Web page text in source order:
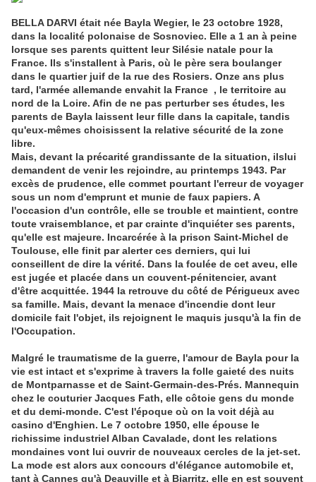
BELLA DARVI était née Bayla Wegier, le 23 octobre 1928,
dans la localité polonaise de Sosnoviec. Elle a 1 an à peine
lorsque ses parents quittent leur Silésie natale pour la
France. Ils s'installent à Paris, où le père sera boulanger
dans le quartier juif de la rue des Rosiers. Onze ans plus
tard, l'armée allemande envahit la France , le territoire au
nord de la Loire. Afin de ne pas perturber ses études, les
parents de Bayla laissent leur fille dans la capitale, tandis
qu'eux-mêmes choisissent la relative sécurité de la zone
libre.
Mais, devant la précarité grandissante de la situation, ilslui
demandent de venir les rejoindre, au printemps 1943. Par
excès de prudence, elle commet pourtant l'erreur de voyager
sous un nom d'emprunt et munie de faux papiers. A
l'occasion d'un contrôle, elle se trouble et maintient, contre
toute vraisemblance, et par crainte d'inquiéter ses parents,
qu'elle est majeure. Incarcérée à la prison Saint-Michel de
Toulouse, elle finit par alerter ces derniers, qui lui
conseillent de dire la vérité. Dans la foulée de cet aveu, elle
est jugée et placée dans un couvent-pénitencier, avant
d'être acquittée. 1944 la retrouve du côté de Périgueux avec
sa famille. Mais, devant la menace d'incendie dont leur
domicile fait l'objet, ils rejoignent le maquis jusqu'à la fin de
l'Occupation.
Malgré le traumatisme de la guerre, l'amour de Bayla pour la
vie est intact et s'exprime à travers la folle gaieté des nuits
de Montparnasse et de Saint-Germain-des-Prés. Mannequin
chez le couturier Jacques Fath, elle côtoie gens du monde
et du demi-monde. C'est l'époque où on la voit déjà au
casino d'Enghien. Le 7 octobre 1950, elle épouse le
richissime industriel Alban Cavalade, dont les relations
mondaines vont lui ouvrir de nouveaux cercles de la jet-set.
La mode est alors aux concours d'élégance automobile et,
tant à Cannes qu'à Deauville et à Biarritz, elle en est souvent